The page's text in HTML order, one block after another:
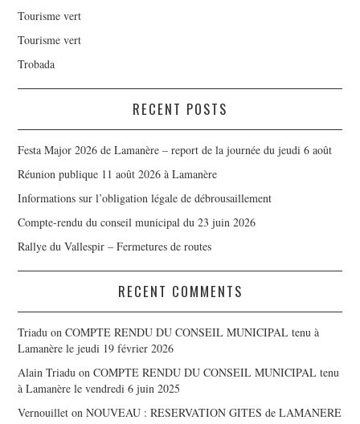
Tourisme vert
Tourisme vert
Trobada
RECENT POSTS
Festa Major 2026 de Lamanère – report de la journée du jeudi 6 août
Réunion publique 11 août 2026 à Lamanère
Informations sur l’obligation légale de débrousaillement
Compte-rendu du conseil municipal du 23 juin 2026
Rallye du Vallespir – Fermetures de routes
RECENT COMMENTS
Triadu onCOMPTE RENDU DU CONSEIL MUNICIPAL tenu à
Lamanère le jeudi 19 février 2026
Alain Triadu onCOMPTE RENDU DU CONSEIL MUNICIPAL tenu
à Lamanère le vendredi 6 juin 2025
Vernouillet onNOUVEAU : RESERVATION GITES de LAMANERE